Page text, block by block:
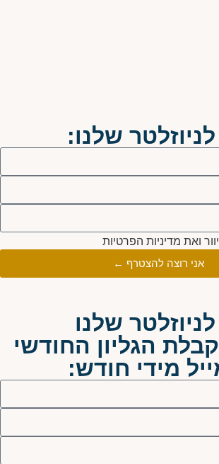
שלנו:
ואת מדיניות הפרטיות
אני רוצה להצטרף ←
שלנו
הגליון החודשי
מידי חודש: